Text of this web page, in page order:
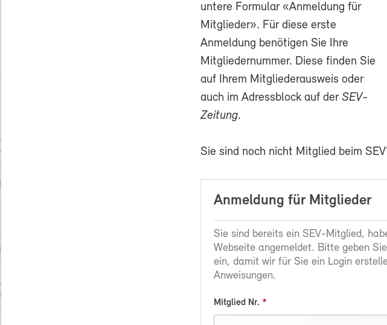
untere Formular «Anmeldung für
Mitglieder». Für diese erste
Anmeldung benötigen Sie Ihre
Mitgliedernummer. Diese finden Sie
auf Ihrem Mitgliederausweis oder
auch im Adressblock auf der SEV-
Zeitung.
Sie sind noch nicht Mitglied beim
Anmeldung für Mitglieder
Sie sind bereits ein SEV-Mitglied,
Webseite angemeldet. Bitte geben
ein, damit wir für Sie ein Login
Anweisungen.
Mitglied Nr.